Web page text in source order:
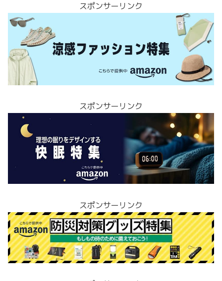
スポンサーリンク
スポンサーリンク
スポンサーリンク